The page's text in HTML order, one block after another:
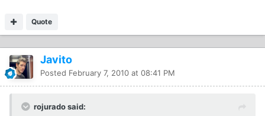
Quote
Javito
Posted February 7, 2010 at 08:41 PM
rojurado said: